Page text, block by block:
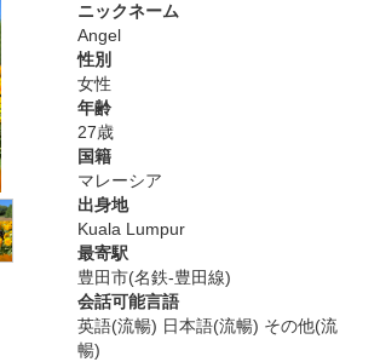
ニックネーム
Angel
性別
女性
年齢
27歳
国籍
マレーシア
出身地
Kuala Lumpur
最寄駅
豊田市(名鉄-豊田線)
会話可能言語
英語(流暢) 日本語(流暢) その他(流
暢)